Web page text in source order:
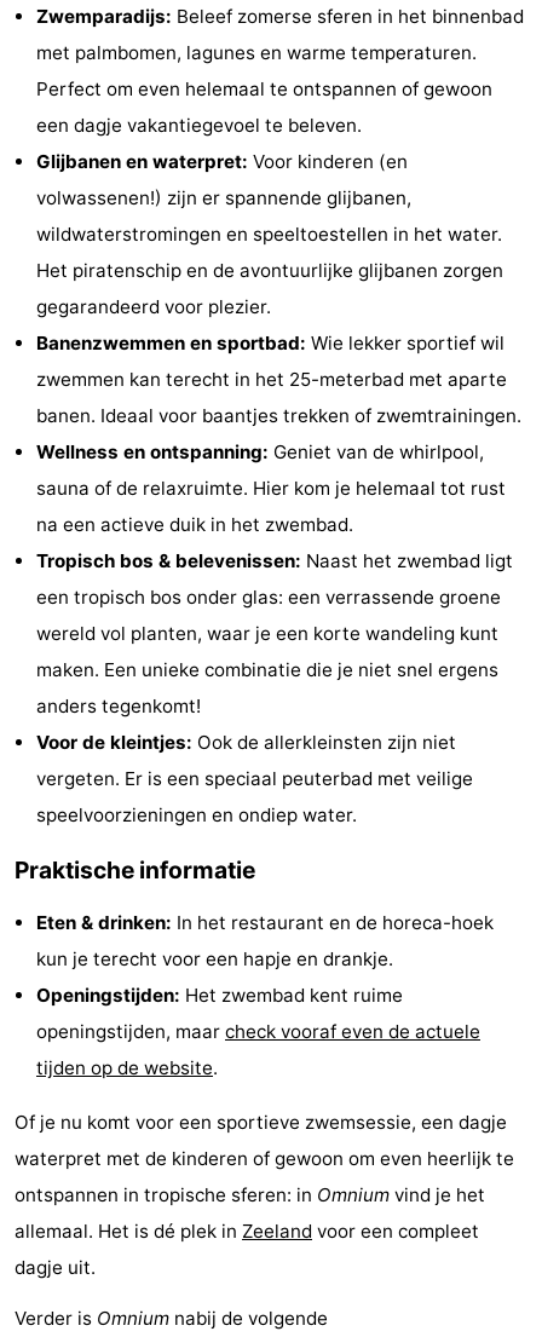
Zien
doen
Bezienswaardigheden
Musea
Galeries
Monumenten
Kerken
-
Vuurtorens
Uitkijkpunten
Attracties
Speeltuinen
-
Binnenspeeltuinen
Bowlen
Wellness
centra
Dorpen
Steden
Natuur
Rondleidingen
Sporten
Zwembaden
-
Fietsen
Paardrijden
-
Golfbanen
-
Delta-
en
Eten
en
Evenementen
Zwemparadijs: Beleef zomerse sferen in het binnenbad
met palmbomen, lagunes en warme temperaturen.
Perfect om even helemaal te ontspannen of gewoon
een dagje vakantiegevoel te beleven.
Glijbanen en waterpret: Voor kinderen (en
volwassenen!) zijn er spannende glijbanen,
wildwaterstromingen en speeltoestellen in het water.
Het piratenschip en de avontuurlijke glijbanen zorgen
gegarandeerd voor plezier.
Banenzwemmen en sportbad: Wie lekker sportief wil
zwemmen kan terecht in het 25-meterbad met aparte
banen. Ideaal voor baantjes trekken of zwemtrainingen.
Wellness en ontspanning: Geniet van de whirlpool,
sauna of de relaxruimte. Hier kom je helemaal tot rust
na een actieve duik in het zwembad.
Tropisch bos & belevenissen: Naast het zwembad ligt
een tropisch bos onder glas: een verrassende groene
wereld vol planten, waar je een korte wandeling kunt
maken. Een unieke combinatie die je niet snel ergens
anders tegenkomt!
Voor de kleintjes: Ook de allerkleinsten zijn niet
vergeten. Er is een speciaal peuterbad met veilige
speelvoorzieningen en ondiep water.
Praktische informatie
Eten & drinken: In het restaurant en de horeca-hoek
kun je terecht voor een hapje en drankje.
Openingstijden: Het zwembad kent ruime
openingstijden, maar check vooraf even de actuele
tijden op de website.
Of je nu komt voor een sportieve zwemsessie, een dagje
waterpret met de kinderen of gewoon om even heerlijk te
ontspannen in tropische sferen: in Omnium vind je het
allemaal. Het is dé plek in Zeeland voor een compleet
dagje uit.
Verder is Omnium nabij de volgende